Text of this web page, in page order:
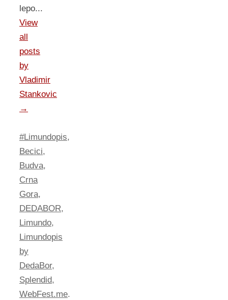
lepo...
View
all
posts
by
Vladimir
Stankovic
→
#Limundopis,
Becici,
Budva,
Crna
Gora,
DEDABOR,
Limundo,
Limundopis
by
DedaBor,
Splendid,
WebFest.me.